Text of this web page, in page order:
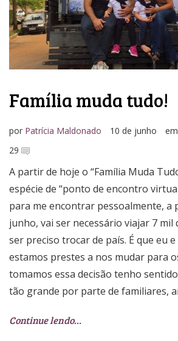
Família muda tudo!
por Patrícia Maldonado 10 de junho em
29
A partir de hoje o “Família Muda
espécie de “ponto de encontro
para me encontrar pessoalmente, a
junho, vai ser necessário viajar 7 mil
ser preciso trocar de país. É que eu
estamos prestes a nos mudar para
tomamos essa decisão tenho
tão grande por parte de familiares,
Continue lendo…